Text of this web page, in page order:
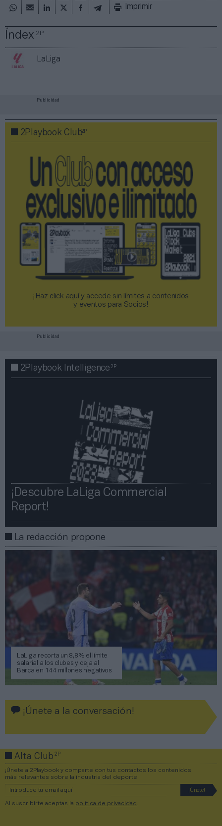
Índex2P
LaLiga
Imprimir
Publicidad
2Playbook Club2P
¡Haz click aquí y accede sin límites a contenidos
y eventos para Socios!​​​​​​​
Publicidad
2Playbook Intelligence2P
¡Descubre LaLiga Commercial
Report!​​
La redacción propone
LaLiga recorta un 8,8% el límite
salarial a los clubes y deja al
Barça en 144 millones negativos
¡Únete a la conversación!
Alta Club2P
¡Únete a 2Playbook y comparte con tus contactos los contenidos
más relevantes sobre la industria del deporte!
Al suscribirte aceptas la política de privacidad